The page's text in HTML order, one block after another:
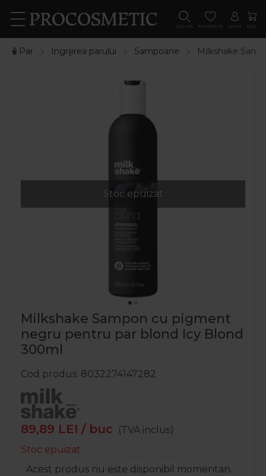
CAUTA FAVORITE CONT COS
🧴Par Ingrijirea parului Sampoane Milkshake
Stoc epuizat
Milkshake Sampon cu pigment
negru pentru par blond Icy Blond
300ml
Cod produs 8032274147282
89,89 LEI / buc
(TVA inclus)
Stoc epuizat
Acest produs nu este disponibil momentan.